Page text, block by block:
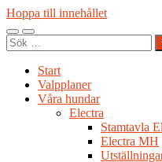
Hoppa till innehållet
Slå
på/av
Slå
på/av
Sök
efter:
Start
Valpplaner
Våra hundar
Electra
Stamtavla
Electra MH